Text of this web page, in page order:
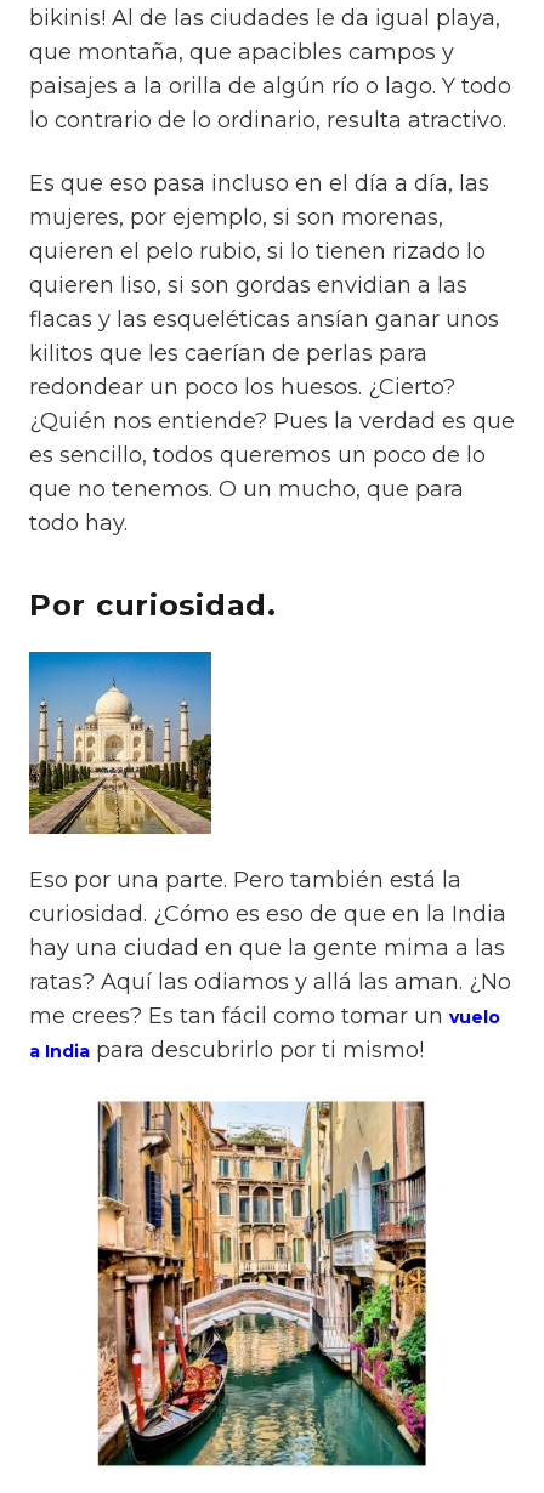
bikinis! Al de las ciudades le da igual playa,
que montaña, que apacibles campos y
paisajes a la orilla de algún río o lago. Y todo
lo contrario de lo ordinario, resulta atractivo.
Es que eso pasa incluso en el día a día, las
mujeres, por ejemplo, si son morenas,
quieren el pelo rubio, si lo tienen rizado lo
quieren liso, si son gordas envidian a las
flacas y las esqueléticas ansían ganar unos
kilitos que les caerían de perlas para
redondear un poco los huesos. ¿Cierto?
¿Quién nos entiende? Pues la verdad es que
es sencillo, todos queremos un poco de lo
que no tenemos. O un mucho, que para
todo hay.
Por curiosidad.
Eso por una parte. Pero también está la
curiosidad. ¿Cómo es eso de que en la India
hay una ciudad en que la gente mima a las
ratas? Aquí las odiamos y allá las aman. ¿No
me crees? Es tan fácil como tomar un vuelo
a India para descubrirlo por ti mismo!